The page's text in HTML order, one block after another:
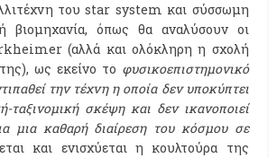
του star system και σύσσωμη
βιομηχανία, όπως θα αναλύσουν οι
(αλλά και ολόκληρη η σχολή
ως εκείνο το φυσικοεπιστημονικό
την τέχνη η οποία δεν υποκύπτει
ταξινομική σκέψη και δεν ικανοποιεί
μια καθαρή διαίρεση του κόσμου σε
και ενισχύεται η κουλτούρα της